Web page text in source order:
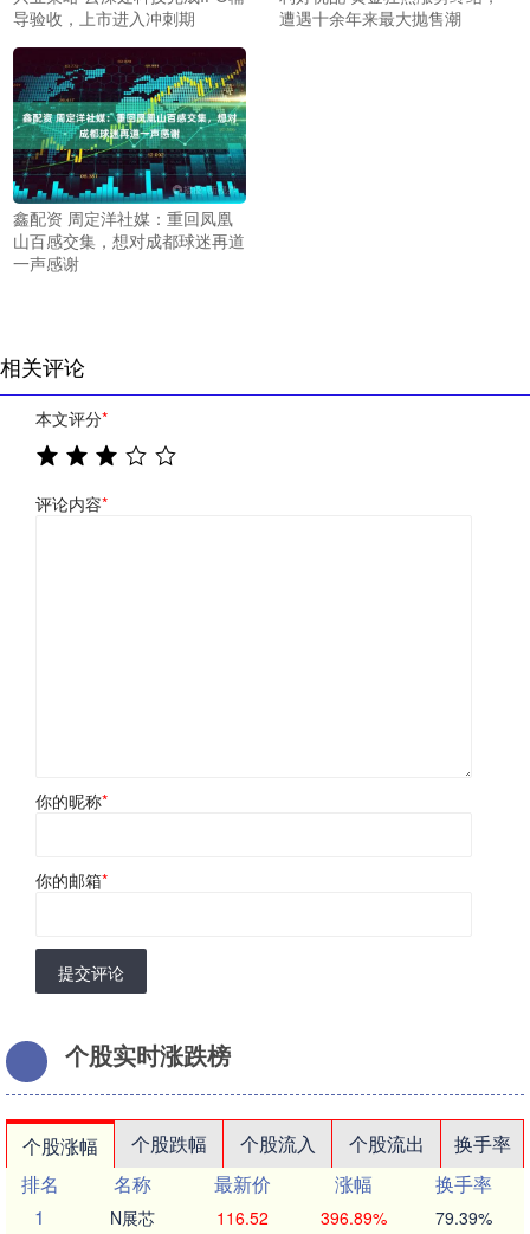
导验收，上市进入冲刺期
遭遇十余年来最大抛售潮
鑫配资 周定洋社媒：重回凤凰
山百感交集，想对成都球迷再道
一声感谢
相关评论
本文评分*
评论内容*
你的昵称*
你的邮箱*
提交评论
个股实时涨跌榜
个股涨幅 个股跌幅 个股流入 个股流出
换手率
排名
名称 最新价 涨幅
换手率
1
N展芯 116.52 396.89% 79.39%